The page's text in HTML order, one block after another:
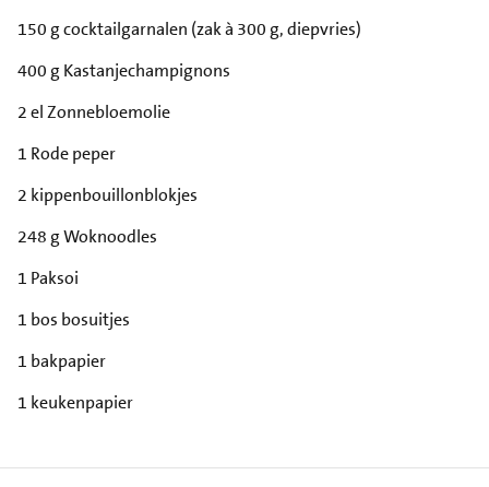
150 g cocktailgarnalen (zak à 300 g, diepvries)
400 g Kastanjechampignons
2 el Zonnebloemolie
1 Rode peper
2 kippenbouillonblokjes
248 g Woknoodles
1 Paksoi
1 bos bosuitjes
1 bakpapier
1 keukenpapier